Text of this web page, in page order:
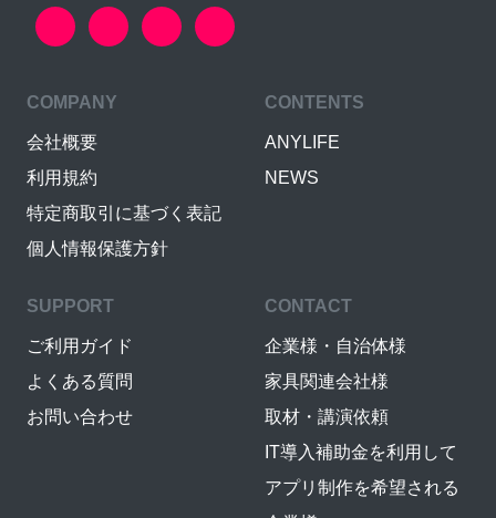
COMPANY
会社概要
利用規約
特定商取引に基づく表記
個人情報保護方針
CONTENTS
ANYLIFE
NEWS
SUPPORT
ご利用ガイド
よくある質問
お問い合わせ
CONTACT
企業様・自治体様
家具関連会社様
取材・講演依頼
IT導入補助金を利用して
アプリ制作を希望される